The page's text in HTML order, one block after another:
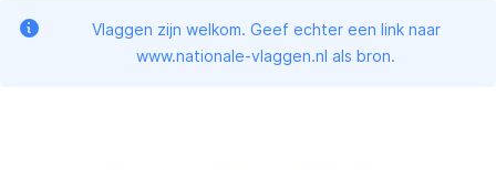
Vlaggen zijn welkom. Geef echter een link naar
www.nationale-vlaggen.nl als bron.